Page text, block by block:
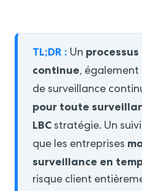
TL;DR : Un
continue, également
de surveillance
pour toute
LBC stratégie. Un
que les entreprises
surveillance en
risque client